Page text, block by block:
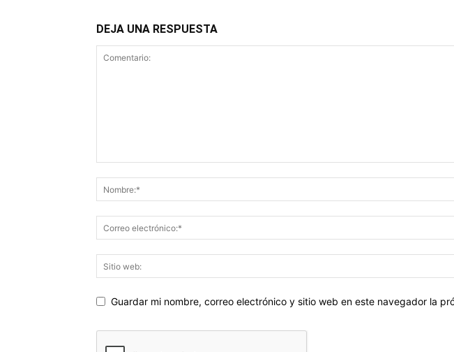
DEJA UNA RESPUESTA
Guardar mi nombre, correo electrónico y sitio web en este navegador la